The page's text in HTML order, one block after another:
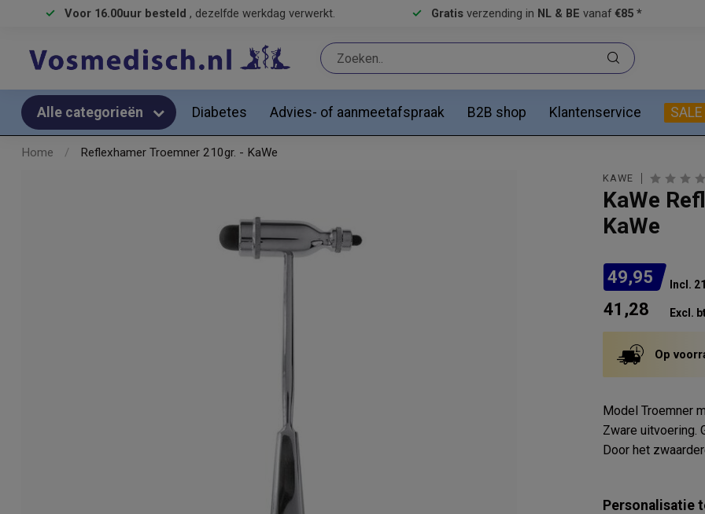
Voor 16.00uur besteld , dezelfde werkdag verwerkt. Gratis verzending in NL & BE vanaf €85 *
Alle categorieën Diabetes Advies- of aanmeetafspraak B2B shop Klantenservice SALE
Home / Reflexhamer Troemner 210gr. - KaWe
KAWE
KaWe
KaWe
49,95 Incl.
41,28 Excl.
Op
Model Troemner
Zware uitvoering.
Door het
Personalisatie